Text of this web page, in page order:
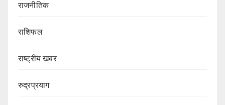
राजनीतिक
राशिफल
राष्ट्रीय खबर
रुद्रप्रयाग